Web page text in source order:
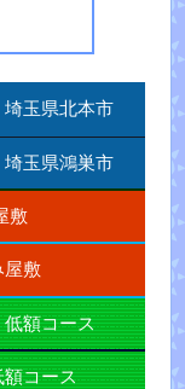
玉県北本市
玉県鴻巣市
敷
敷
額コース
コース